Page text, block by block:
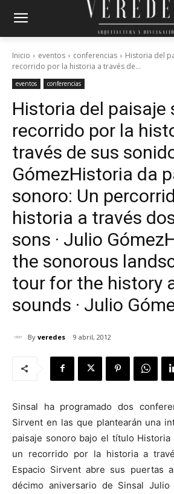
Inicio eventos conferencias
Historia del
recorrido por la historia a través de...
eventos conferencias
Historia del paisaje
recorrido por la
través de sus
GómezHistoria da
sonoro: Un
historia a través
sons · Julio Gómez
the sonorous
tour for the history
sounds · Julio
By veredes 9 abril, 2012
Sinsal ha programado dos
Sirvent en las que plantearán una
paisaje sonoro bajo el título Historia
un recorrido por la historia a
Espacio Sirvent abre sus puertas
décimo aniversario de Sinsal